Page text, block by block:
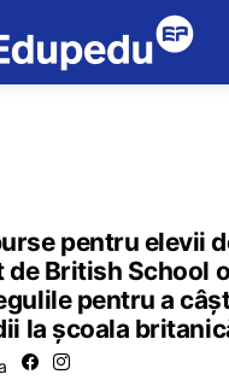
pentru elevii
de British School
pentru a
la școala